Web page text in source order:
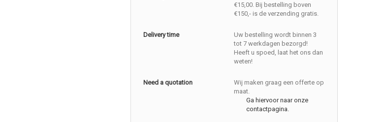
€15,00. Bij bestelling boven
€150,- is de verzending gratis.
Delivery time
Uw bestelling wordt binnen 3
tot 7 werkdagen bezorgd!
Heeft u spoed, laat het ons dan
weten!
Need a quotation
Wij maken graag een offerte op
maat.
Ga hiervoor naar onze
contactpagina.